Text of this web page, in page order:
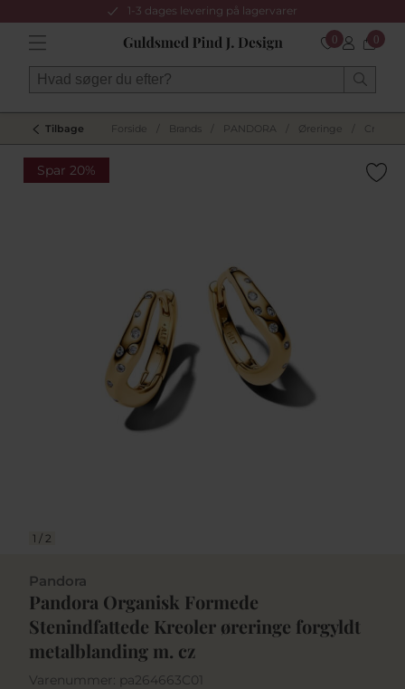
1-3 dages levering på lagervarer
0 0
Tilbage Forside Brands PANDORA Øreringe Creoler
Spar 20%
1 / 2
Pandora
Pandora Organisk Formede
Stenindfattede Kreoler øreringe forgyldt
metalblanding m. cz
Varenummer: pa264663C01